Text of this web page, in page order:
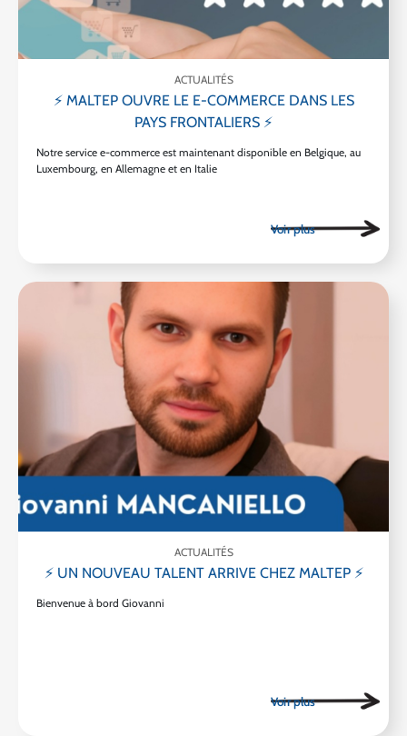
ACTUALITÉS
⚡ MALTEP OUVRE LE E-COMMERCE DANS LES
PAYS FRONTALIERS ⚡
Notre service e-commerce est maintenant disponible en Belgique, au
Luxembourg, en Allemagne et en Italie
ACTUALITÉS
⚡ UN NOUVEAU TALENT ARRIVE CHEZ MALTEP ⚡
Bienvenue à bord Giovanni